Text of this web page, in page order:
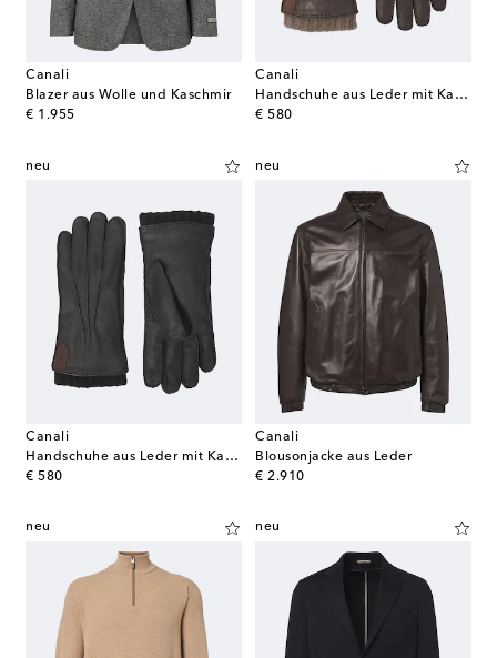
Canali
Blazer aus Wolle und Kaschmir
€ 1.955
original price
Canali
Handschuhe aus Leder mit Kaschmir
€ 580
original price
neu
Canali
Handschuhe aus Leder mit Kaschmir
€ 580
original price
neu
Canali
Blousonjacke aus Leder
€ 2.910
original price
neu neu